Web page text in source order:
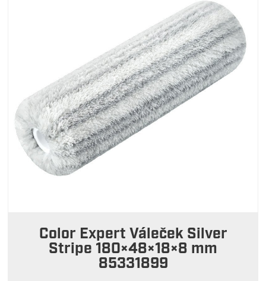
Color Expert Váleček Silver
Stripe 180×48×18×8 mm
85331899